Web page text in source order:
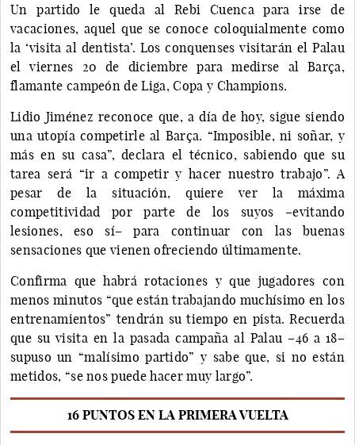
Un partido le queda al Rebi Cuenca para irse de
vacaciones, aquel que se conoce coloquialmente como
la ‘visita al dentista’. Los conquenses visitarán el Palau
el viernes 20 de diciembre para medirse al Barça,
flamante campeón de Liga, Copa y Champions.
Lidio Jiménez reconoce que, a día de hoy, sigue siendo
una utopía competirle al Barça. “Imposible, ni soñar, y
más en su casa”, declara el técnico, sabiendo que su
tarea será “ir a competir y hacer nuestro trabajo”. A
pesar de la situación, quiere ver la máxima
competitividad por parte de los suyos –evitando
lesiones, eso sí– para continuar con las buenas
sensaciones que vienen ofreciendo últimamente.
Confirma que habrá rotaciones y que jugadores con
menos minutos “que están trabajando muchísimo en los
entrenamientos” tendrán su tiempo en pista. Recuerda
que su visita en la pasada campaña al Palau –46 a 18–
supuso un “malísimo partido” y sabe que, si no están
metidos, “se nos puede hacer muy largo”.
16 PUNTOS EN LA PRIMERA VUELTA